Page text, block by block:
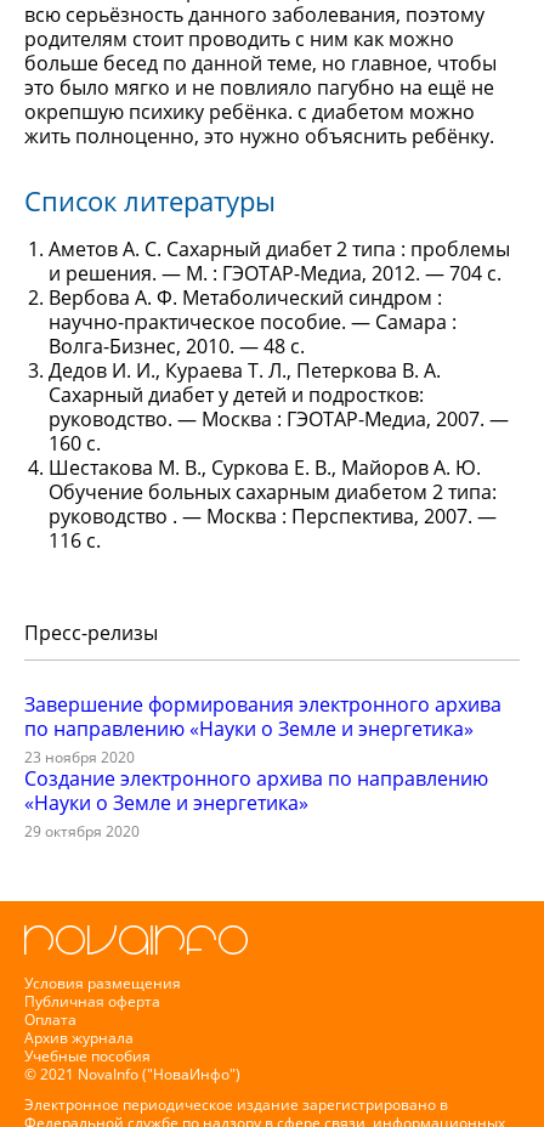
всю серьёзность данного заболевания, поэтому
родителям стоит проводить с ним как можно
больше бесед по данной теме, но главное, чтобы
это было мягко и не повлияло пагубно на ещё не
окрепшую психику ребёнка. с диабетом можно
жить полноценно, это нужно объяснить ребёнку.
Список литературы
Аметов А. С. Сахарный диабет 2 типа : проблемы
и решения. — М. : ГЭОТАР-Медиа, 2012. — 704 с.
Вербова А. Ф. Метаболический синдром :
научно-практическое пособие. — Самара :
Волга-Бизнес, 2010. — 48 с.
Дедов И. И., Кураева Т. Л., Петеркова В. А.
Сахарный диабет у детей и подростков:
руководство. — Москва : ГЭОТАР-Медиа, 2007. —
160 с.
Шестакова М. В., Суркова Е. В., Майоров А. Ю.
Обучение больных сахарным диабетом 2 типа:
руководство . — Москва : Перспектива, 2007. —
116 с.
Пресс-релизы
Завершение формирования электронного архива
по направлению «Науки о Земле и энергетика»
23 ноября 2020
Создание электронного архива по направлению
«Науки о Земле и энергетика»
29 октября 2020
Условия размещения
Публичная оферта
Оплата
Архив журнала
Учебные пособия
© 2021 NovaInfo ("НоваИнфо")
Электронное периодическое издание зарегистрировано в
Федеральной службе по надзору в сфере связи, информационных